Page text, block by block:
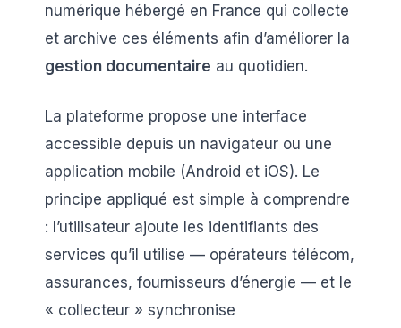
numérique hébergé en France qui collecte
et archive ces éléments afin d’améliorer la
gestion documentaire au quotidien.
La plateforme propose une interface
accessible depuis un navigateur ou une
application mobile (Android et iOS). Le
principe appliqué est simple à comprendre
: l’utilisateur ajoute les identifiants des
services qu’il utilise — opérateurs télécom,
assurances, fournisseurs d’énergie — et le
« collecteur » synchronise